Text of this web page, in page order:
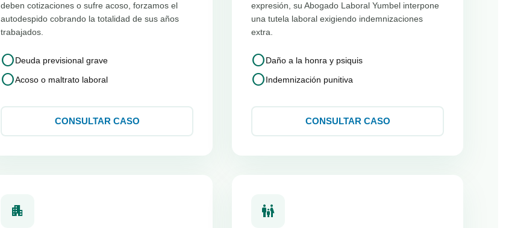
deben cotizaciones o sufre acoso, forzamos el
autodespido cobrando la totalidad de sus años
trabajados.
circleDeuda previsional grave
circleAcoso o maltrato laboral
CONSULTAR CASO
expresión, su Abogado Laboral Yumbel interpone
una tutela laboral exigiendo indemnizaciones
extra.
circleDaño a la honra y psiquis
circleIndemnización punitiva
CONSULTAR CASO
apartment family_restroom